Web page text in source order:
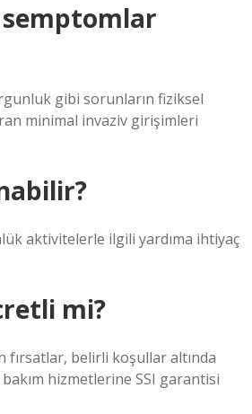
semptomlar
gibi sorunların fiziksel
minimal invaziv girişimleri
aktivitelerle ilgili yardıma ihtiyaç
mi?
fırsatlar, belirli koşullar altında
hizmetlerine SSI garantisi